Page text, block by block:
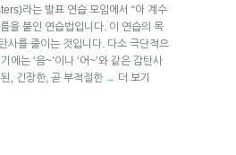
라는 발표 연습 모임에서 “아 계수
을 붙인 연습법입니다. 이 연습의 목
사를 줄이는 것입니다. 다소 극단적으
에는 ‘음~’이나 ‘어~’와 같은 감탄사
, 긴장한, 곧 부적절한 → 더 보기